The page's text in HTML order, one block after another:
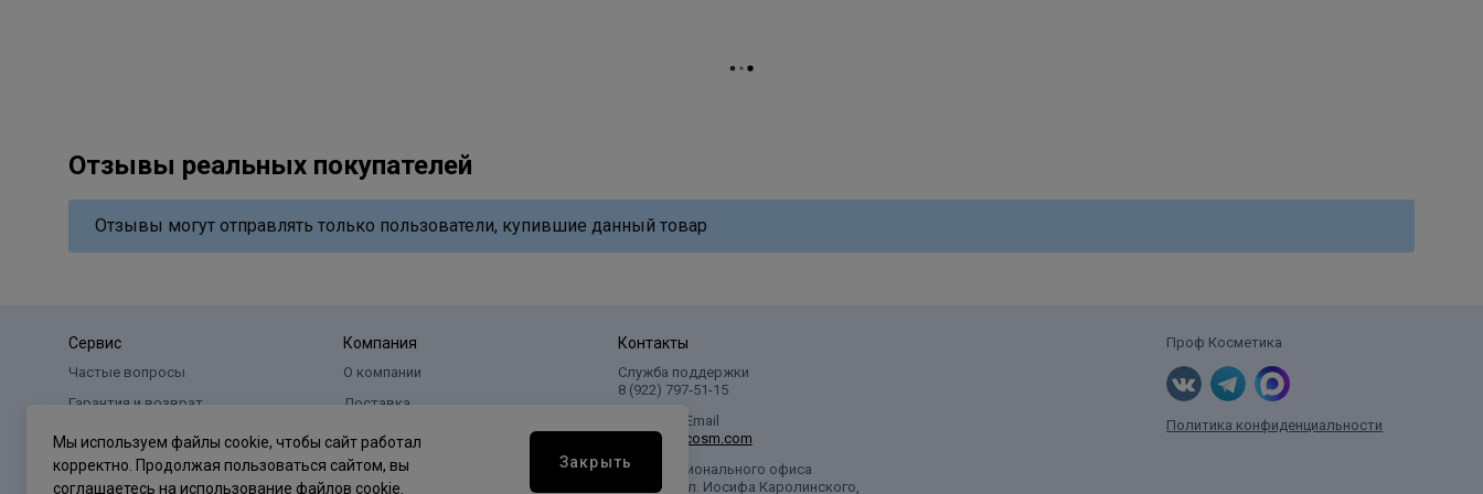
Отзывы реальных покупателей
Отзывы могут отправлять только пользователи, купившие данный товар
Сервис
Частые вопросы
Гарантия и возврат
Компания
О компании
Доставка
Реквизиты
Контакты
Служба поддержки
8 (922) 797‑51-15
Написать Email
info@profcosm.com
Адрес регионального офиса
г. Сургут, ул. Иосифа Каролинского,
Проф Косметика
Политика конфиденциальности
Мы используем файлы cookie, чтобы сайт работал
корректно. Продолжая пользоваться сайтом, вы
соглашаетесь на использование файлов cookie
Закрыть